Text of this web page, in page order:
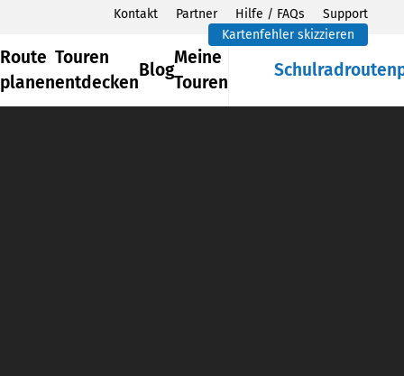
Kontakt Partner Hilfe / FAQs
Support
Kartenfehler skizzieren
Route
planen
Touren
entdecken
Blog
Meine
Touren